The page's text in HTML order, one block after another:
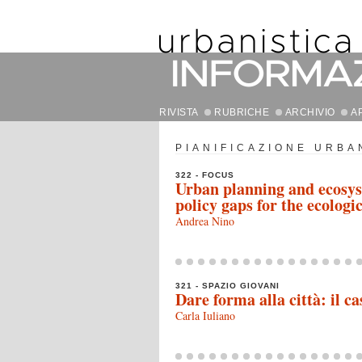
RIVISTA RUBRICHE ARCHIVIO
PIANIFICAZIONE
322 - FOCUS
Urban planning and
policy gaps for the
Andrea Nino
321 - SPAZIO GIOVANI
Dare forma alla città: il
Carla Iuliano